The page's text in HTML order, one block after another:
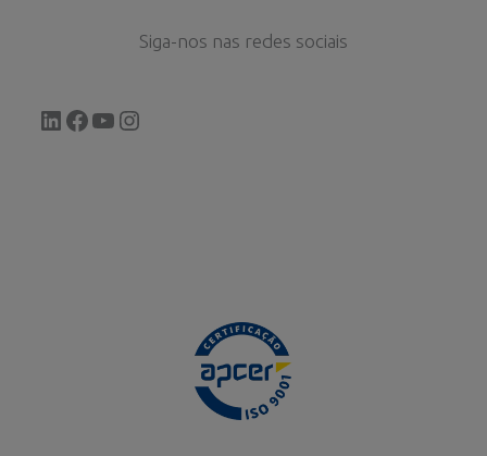
Siga-nos nas redes sociais
LinkedIn
Facebook
YouTube
Instagram